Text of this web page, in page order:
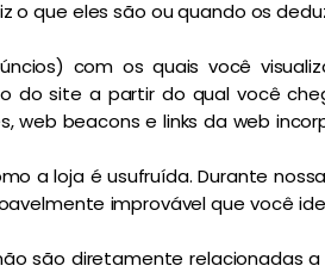
o que eles são ou quando os
com os quais você
do site a partir do qual você
beacons e links da web
a loja é usufruída. Durante
improvável que você
são diretamente relacionadas a